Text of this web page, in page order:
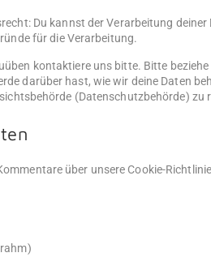
Du kannst der Verarbeitung
für die Verarbeitung.
kontaktiere uns bitte. Bitte
darüber hast, wie wir deine Daten
(Datenschutzbehörde) zu
über unsere Cookie-